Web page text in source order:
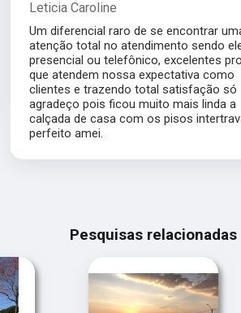
Leticia Caroline
Um diferencial raro de se encontrar
atenção total no atendimento sendo
presencial ou telefônico, excelentes
que atendem nossa expectativa como
clientes e trazendo total satisfação só
agradeço pois ficou muito mais linda a
calçada de casa com os pisos
perfeito amei.
Pesquisas relacionadas